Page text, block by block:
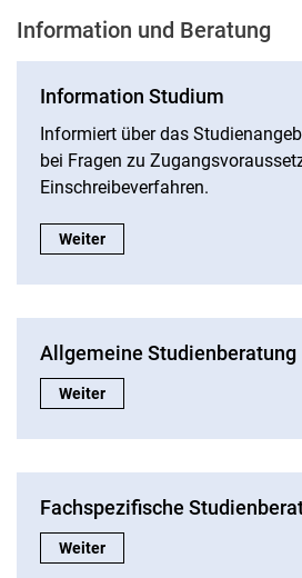
Information und Beratung
Information Studium
Informiert über das
bei Fragen zu
Einschreibeverfahren.
Information Studium:
Weiter
Allgemeine Studienberatung
Allgemeine Studienberatung:
Weiter
Fachspezifische
Fachspezifische Studienberatung:
Weiter